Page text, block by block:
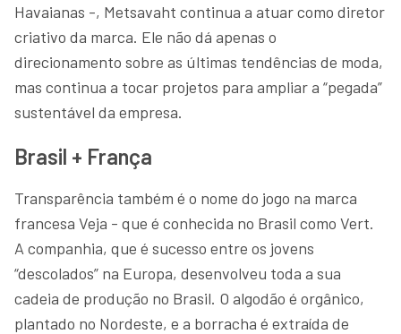
Havaianas -, Metsavaht continua a atuar como diretor
criativo da marca. Ele não dá apenas o
direcionamento sobre as últimas tendências de moda,
mas continua a tocar projetos para ampliar a “pegada”
sustentável da empresa.
Brasil + França
Transparência também é o nome do jogo na marca
francesa Veja - que é conhecida no Brasil como Vert.
A companhia, que é sucesso entre os jovens
“descolados” na Europa, desenvolveu toda a sua
cadeia de produção no Brasil. O algodão é orgânico,
plantado no Nordeste, e a borracha é extraída de